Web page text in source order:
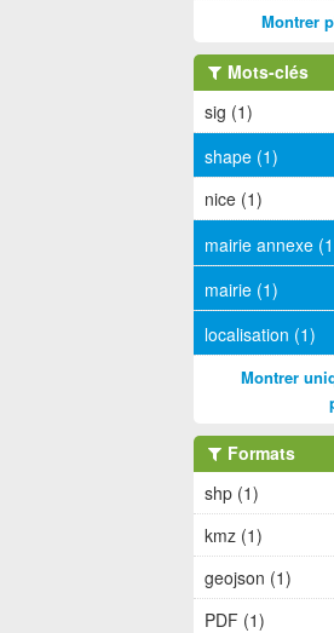
Montrer
Mots-clés
sig (1)
shape (1)
nice (1)
mairie annexe
mairie (1)
localisation (1)
Montrer
Formats
shp (1)
kmz (1)
geojson (1)
PDF (1)